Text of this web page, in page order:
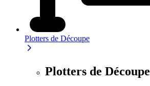
Plotters de Découpe
Plotters de Découpe